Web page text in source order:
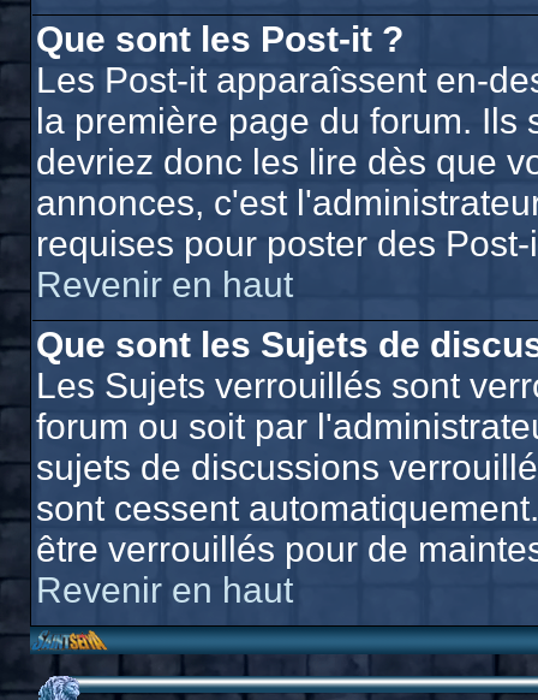
Que sont les Post-it ?
Les Post-it apparaîssent en-
la première page du forum. Ils
devriez donc les lire dès que
annonces, c'est
requises pour poster des
Revenir en haut
Que sont les Sujets de
Les Sujets verrouillés sont
forum ou soit par
sujets de discussions
sont cessent
être verrouillés pour de
Revenir en haut